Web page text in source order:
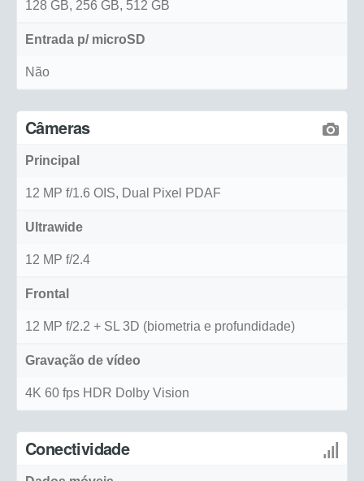
128 GB, 256 GB, 512 GB
Entrada p/ microSD
Não
Câmeras
Principal
12 MP f/1.6 OIS, Dual Pixel PDAF
Ultrawide
12 MP f/2.4
Frontal
12 MP f/2.2 + SL 3D (biometria e profundidade)
Gravação de vídeo
4K 60 fps HDR Dolby Vision
Conectividade